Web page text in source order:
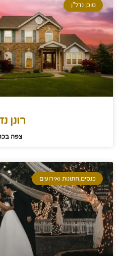
סוכן נדל"ן
רונן
צפה
כנסים,חתונות ואירועים